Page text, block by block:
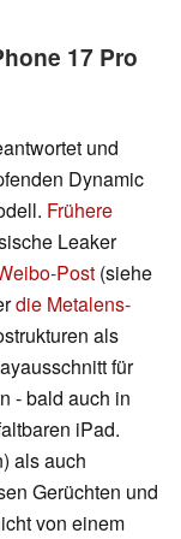
17 Pro
und
Dynamic
Frühere
Leaker
Post (siehe
die Metalens-
als
für
- bald auch in
iPad.
als auch
Gerüchten und
von einem